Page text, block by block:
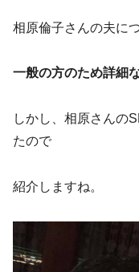
相原倫子さんの夫に
一般の方のため詳細
しかし、相原さんの
たので
紹介しますね。